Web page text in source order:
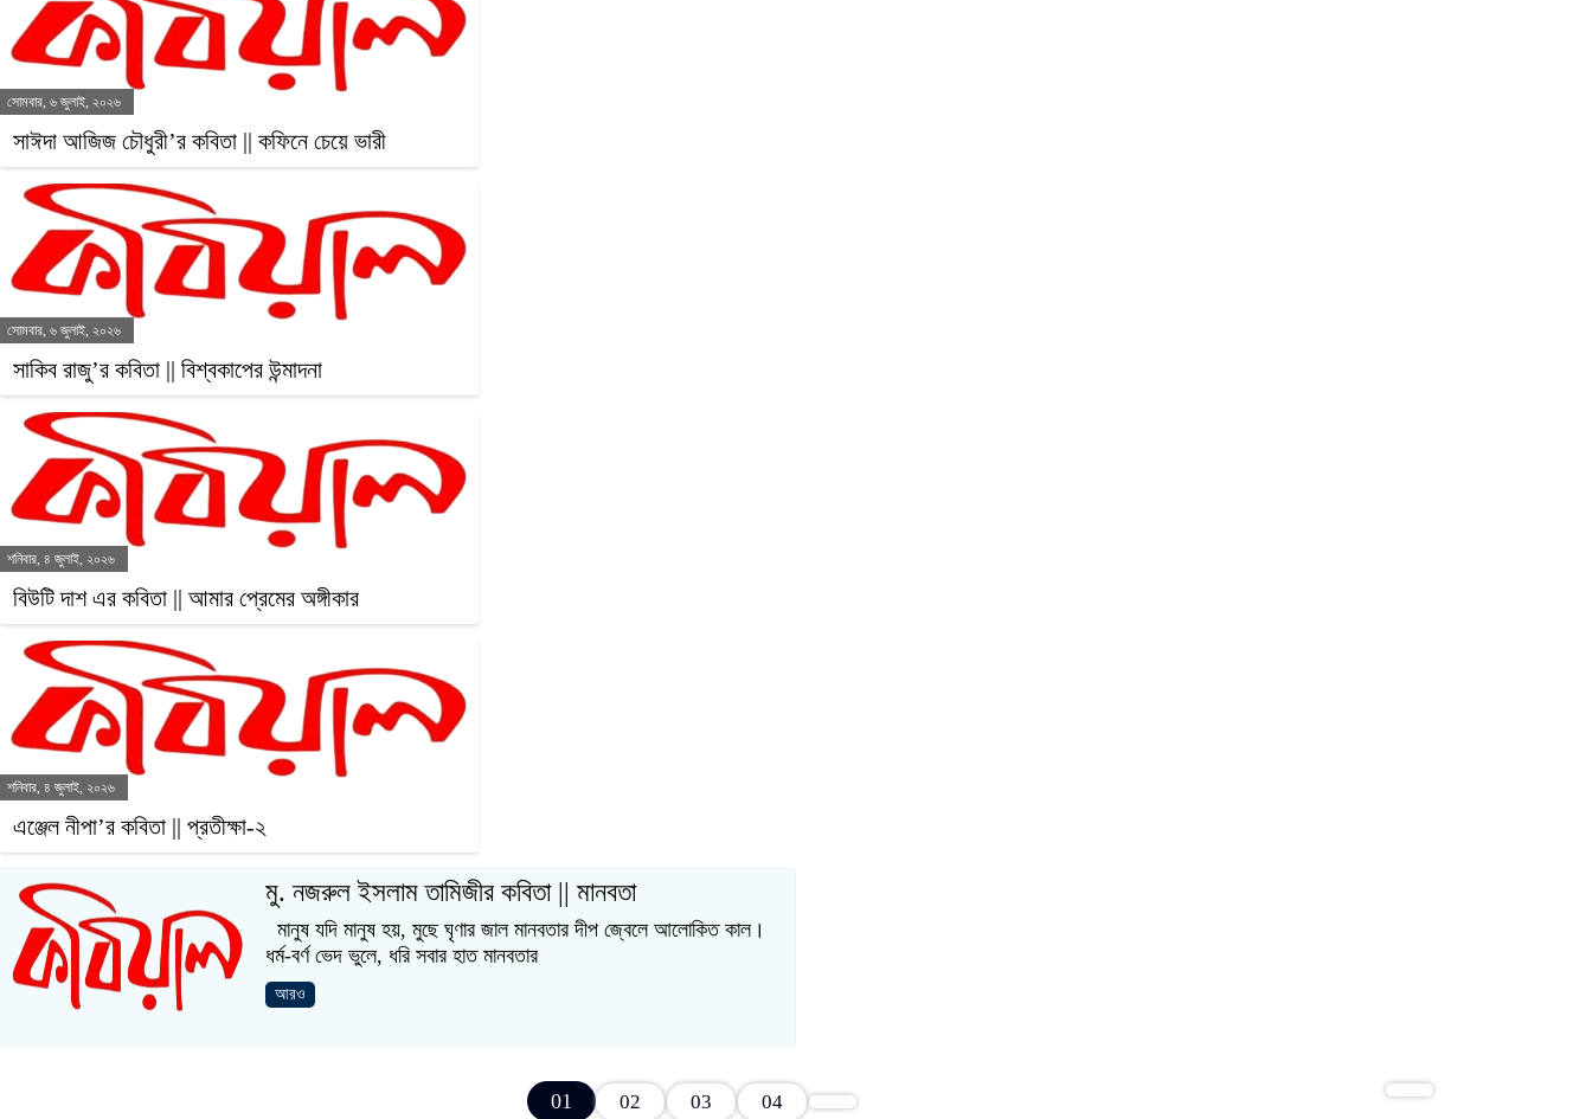
সোমবার, ৬ জুলাই, ২০২৬
সাঈদা আজিজ চৌধুরী’র কবিতা || কফিনে চেয়ে ভারী
সোমবার, ৬ জুলাই, ২০২৬
সাকিব রাজু’র কবিতা || বিশ্বকাপের উন্মাদনা
শনিবার, ৪ জুলাই, ২০২৬
বিউটি দাশ এর কবিতা || আমার প্রেমের অঙ্গীকার
শনিবার, ৪ জুলাই, ২০২৬
এঞ্জেল নীপা’র কবিতা || প্রতীক্ষা-২
মু. নজরুল ইসলাম তামিজীর কবিতা || মানবতা
মানুষ যদি মানুষ হয়, মুছে ঘৃণার জাল মানবতার দীপ জ্বেলে আলোকিত কাল।
ধর্ম-বর্ণ ভেদ ভুলে, ধরি সবার হাত মানবতার
আরও
01 02 03 04